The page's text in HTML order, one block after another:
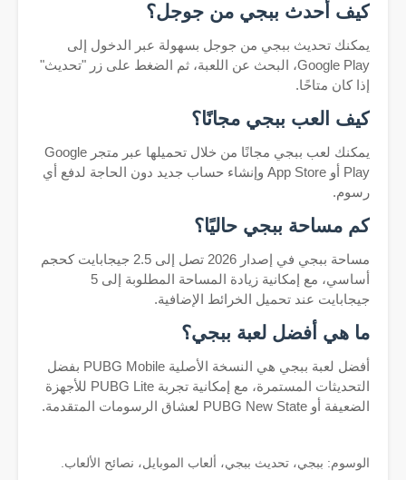
كيف أحدث ببجي من جوجل؟
يمكنك تحديث ببجي من جوجل بسهولة عبر الدخول إلى
Google Play، البحث عن اللعبة، ثم الضغط على زر "تحديث"
إذا كان متاحًا.
كيف العب ببجي مجانًا؟
يمكنك لعب ببجي مجانًا من خلال تحميلها عبر متجر Google
Play أو App Store وإنشاء حساب جديد دون الحاجة لدفع أي
رسوم.
كم مساحة ببجي حاليًا؟
مساحة ببجي في إصدار 2026 تصل إلى 2.5 جيجابايت كحجم
أساسي، مع إمكانية زيادة المساحة المطلوبة إلى 5
جيجابايت عند تحميل الخرائط الإضافية.
ما هي أفضل لعبة ببجي؟
أفضل لعبة ببجي هي النسخة الأصلية PUBG Mobile بفضل
التحديثات المستمرة، مع إمكانية تجربة PUBG Lite للأجهزة
الضعيفة أو PUBG New State لعشاق الرسومات المتقدمة.
الوسوم: ببجي، تحديث ببجي، ألعاب الموبايل، نصائح الألعاب.